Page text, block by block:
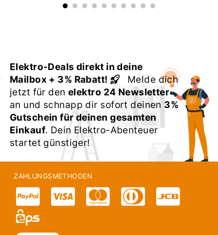
Elektro-Deals direkt in deine
Mailbox + 3% Rabatt!
Melde dich
jetzt für denelektro 24 Newsletter
an und schnapp dir sofort deinen 3%
Gutschein für deinen gesamten
Einkauf. Dein Elektro-Abenteuer
startet günstiger!
ZAHLUNGSMETHODEN